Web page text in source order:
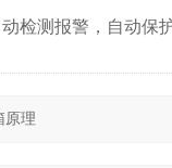
检测报警，自动保